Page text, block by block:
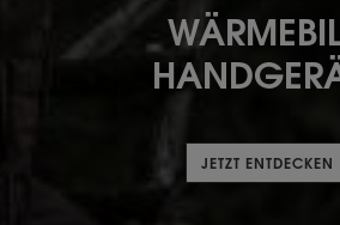
JETZT ENTDECKEN